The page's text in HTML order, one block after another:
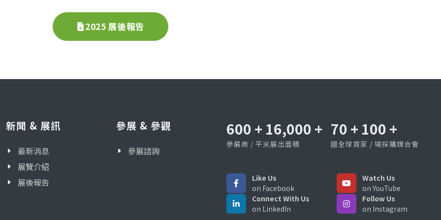
2025 展後報告
新聞 & 展訊
最新消息
展覽介紹
展後報告
參展 & 參觀
參展諮詢
600 + 16,000 +
參展商 / 平米展出面積
70 + 100 +
國全球買家 / 場採購媒合會
Like Us
on Facebook
Watch Us
on YouTube
Connect With Us
on LinkedIn
Follow Us
on Instagram